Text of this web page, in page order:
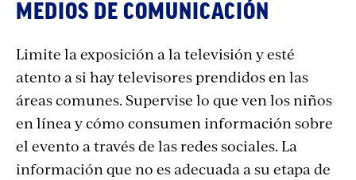
MEDIOS DE COMUNICACIÓN
Limite la exposición a la televisión y esté
atento a si hay televisores prendidos en las
áreas comunes. Supervise lo que ven los niños
en línea y cómo consumen información sobre
el evento a través de las redes sociales. La
información que no es adecuada a su etapa de